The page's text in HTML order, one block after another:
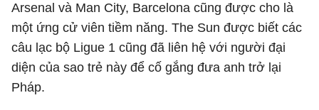
Arsenal và Man City, Barcelona cũng được cho là
một ứng cử viên tiềm năng. The Sun được biết các
câu lạc bộ Ligue 1 cũng đã liên hệ với người đại
diện của sao trẻ này để cố gắng đưa anh trở lại
Pháp.